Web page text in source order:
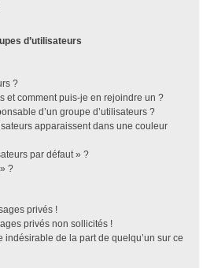
d’utilisateurs
?
et comment puis-je en rejoindre un ?
d’un groupe d’utilisateurs ?
apparaissent dans une couleur
par défaut » ?
?
privés !
privés non sollicités !
indésirable de la part de quelqu’un sur ce